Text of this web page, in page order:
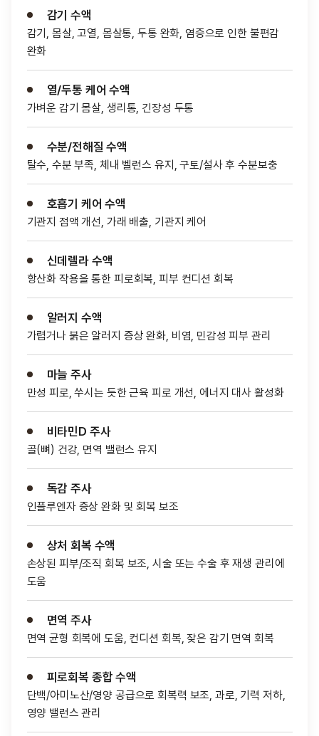
감기 수액
감기, 몸살, 고열, 몸살통, 두통 완화, 염증으로 인한 불편감
완화
열/두통 케어 수액
가벼운 감기 몸살, 생리통, 긴장성 두통
수분/전해질 수액
탈수, 수분 부족, 체내 벨런스 유지, 구토/설사 후 수분보충
호흡기 케어 수액
기관지 점액 개선, 가래 배출, 기관지 케어
신데렐라 수액
항산화 작용을 통한 피로회복, 피부 컨디션 회복
알러지 수액
가렵거나 붉은 알러지 증상 완화, 비염, 민감성 피부 관리
마늘 주사
만성 피로, 쑤시는 듯한 근육 피로 개선, 에너지 대사 활성화
비타민D 주사
골(뼈) 건강, 면역 밸런스 유지
독감 주사
인플루엔자 증상 완화 및 회복 보조
상처 회복 수액
손상된 피부/조직 회복 보조, 시술 또는 수술 후 재생 관리에
도움
면역 주사
면역 균형 회복에 도움, 컨디션 회복, 잦은 감기 면역 회복
피로회복 종합 수액
단백/아미노산/영양 공급으로 회복력 보조, 과로, 기력 저하,
영양 밸런스 관리